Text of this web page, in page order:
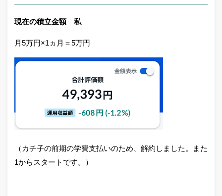
現在の積立金額 私
月5万円×1ヵ月＝5万円
（カチ子の前期の学費支払いのため、解約しました。また
1からスタートです。）